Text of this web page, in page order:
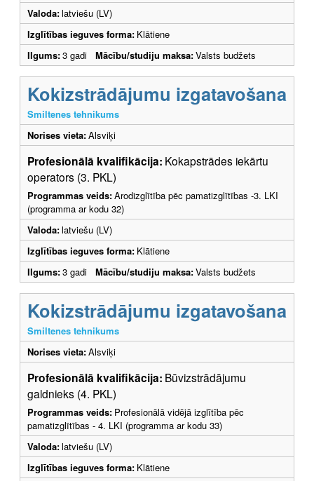
Valoda:latviešu (LV)
Izglītības ieguves forma: Klātiene
Ilgums:3 gadi Mācību/studiju maksa:Valsts budžets
Kokizstrādājumu izgatavošana
Smiltenes tehnikums
Norises vieta:Alsviķi
Profesionālā kvalifikācija: Kokapstrādes iekārtu
operators (3. PKL)
Programmas veids:Arodizglītība pēc pamatizglītības -3. LKI
(programma ar kodu 32)
Valoda:latviešu (LV)
Izglītības ieguves forma: Klātiene
Ilgums:3 gadi Mācību/studiju maksa:Valsts budžets
Kokizstrādājumu izgatavošana
Smiltenes tehnikums
Norises vieta:Alsviķi
Profesionālā kvalifikācija: Būvizstrādājumu
galdnieks (4. PKL)
Programmas veids: Profesionālā vidējā izglītība pēc
pamatizglītības - 4. LKI (programma ar kodu 33)
Valoda:latviešu (LV)
Izglītības ieguves forma: Klātiene